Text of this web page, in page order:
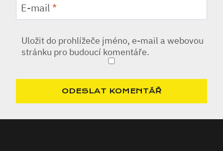
E-mail *
Uložit do prohlížeče jméno, e-mail a webovou
stránku pro budoucí komentáře.